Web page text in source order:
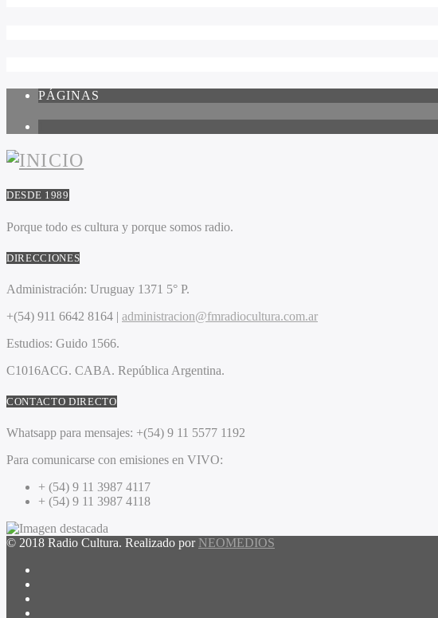
PÁGINAS
DESDE 1989
Porque todo es cultura y porque somos radio.
DIRECCIONES
Administración: Uruguay 1371 5° P.
+(54) 911 6642 8164 | administracion@fmradiocultura.com.ar
Estudios: Guido 1566.
C1016ACG. CABA. República Argentina.
CONTACTO DIRECTO
Whatsapp para mensajes: +(54) 9 11 5577 1192
Para comunicarse con emisiones en VIVO:
+ (54) 9 11 3987 4117
+ (54) 9 11 3987 4118
© 2018 Radio Cultura. Realizado por NEOMEDIOS